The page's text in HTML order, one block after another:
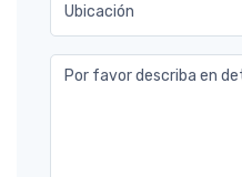
Ubicación
Por favor describa en